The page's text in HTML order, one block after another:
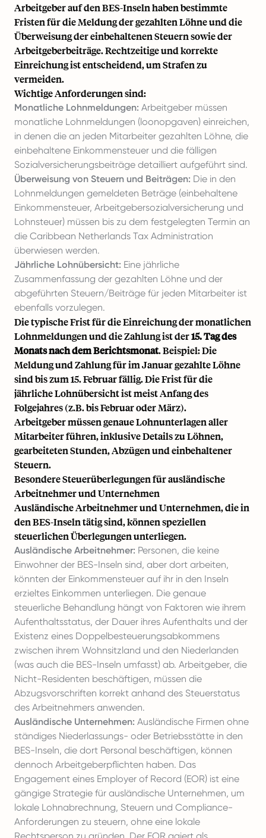
Arbeitgeber auf den BES-Inseln haben bestimmte
Fristen für die Meldung der gezahlten Löhne und die
Überweisung der einbehaltenen Steuern sowie der
Arbeitgeberbeiträge. Rechtzeitige und korrekte
Einreichung ist entscheidend, um Strafen zu
vermeiden.
Wichtige Anforderungen sind:
Monatliche Lohnmeldungen: Arbeitgeber müssen
monatliche Lohnmeldungen (loonopgaven) einreichen,
in denen die an jeden Mitarbeiter gezahlten Löhne, die
einbehaltene Einkommensteuer und die fälligen
Sozialversicherungsbeiträge detailliert aufgeführt sind.
Überweisung von Steuern und Beiträgen: Die in den
Lohnmeldungen gemeldeten Beträge (einbehaltene
Einkommensteuer, Arbeitgebersozialversicherung und
Lohnsteuer) müssen bis zu dem festgelegten Termin an
die Caribbean Netherlands Tax Administration
überwiesen werden.
Jährliche Lohnübersicht: Eine jährliche
Zusammenfassung der gezahlten Löhne und der
abgeführten Steuern/Beiträge für jeden Mitarbeiter ist
ebenfalls vorzulegen.
Die typische Frist für die Einreichung der monatlichen
Lohnmeldungen und die Zahlung ist der15. Tag des
Monats nach dem Berichtsmonat. Beispiel: Die
Meldung und Zahlung für im Januar gezahlte Löhne
sind bis zum 15. Februar fällig. Die Frist für die
jährliche Lohnübersicht ist meist Anfang des
Folgejahres (z.B. bis Februar oder März).
Arbeitgeber müssen genaue Lohnunterlagen aller
Mitarbeiter führen, inklusive Details zu Löhnen,
gearbeiteten Stunden, Abzügen und einbehaltener
Steuern.
Besondere Steuerüberlegungen für ausländische
Arbeitnehmer und Unternehmen
Ausländische Arbeitnehmer und Unternehmen, die in
den BES-Inseln tätig sind, können speziellen
steuerlichen Überlegungen unterliegen.
Ausländische Arbeitnehmer: Personen, die keine
Einwohner der BES-Inseln sind, aber dort arbeiten,
könnten der Einkommensteuer auf ihr in den Inseln
erzieltes Einkommen unterliegen. Die genaue
steuerliche Behandlung hängt von Faktoren wie ihrem
Aufenthaltsstatus, der Dauer ihres Aufenthalts und der
Existenz eines Doppelbesteuerungsabkommens
zwischen ihrem Wohnsitzland und den Niederlanden
(was auch die BES-Inseln umfasst) ab. Arbeitgeber, die
Nicht-Residenten beschäftigen, müssen die
Abzugsvorschriften korrekt anhand des Steuerstatus
des Arbeitnehmers anwenden.
Ausländische Unternehmen: Ausländische Firmen ohne
ständiges Niederlassungs- oder Betriebsstätte in den
BES-Inseln, die dort Personal beschäftigen, können
dennoch Arbeitgeberpflichten haben. Das
Engagement eines Employer of Record (EOR) ist eine
gängige Strategie für ausländische Unternehmen, um
lokale Lohnabrechnung, Steuern und Compliance-
Anforderungen zu steuern, ohne eine lokale